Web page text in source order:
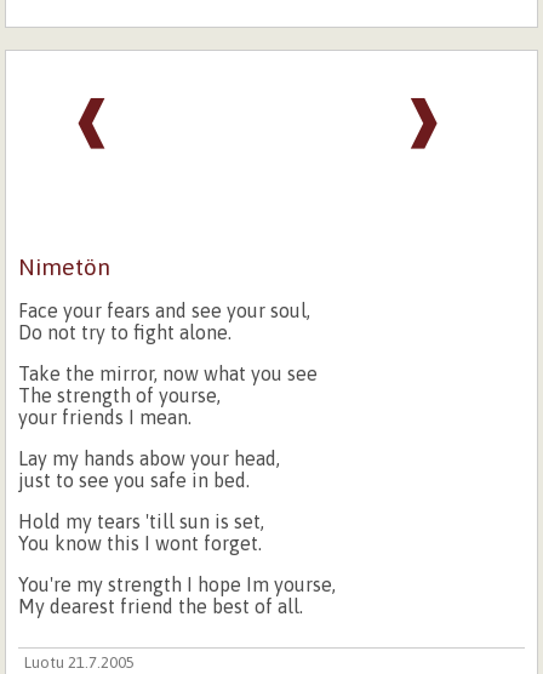
❱
❰
Nimetön
Face your fears and see your soul,
Do not try to fight alone.
Take the mirror, now what you see
The strength of yourse,
your friends I mean.
Lay my hands abow your head,
just to see you safe in bed.
Hold my tears 'till sun is set,
You know this I wont forget.
You're my strength I hope Im yourse,
My dearest friend the best of all.
Luotu 21.7.2005